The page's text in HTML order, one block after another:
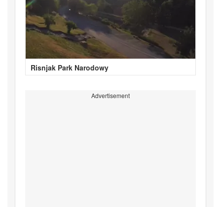
Risnjak Park Narodowy
Advertisement